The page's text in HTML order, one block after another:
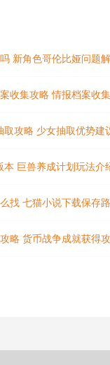
新角色哥伦比娅问题
收集攻略 情报档案收
取攻略 少女抽取优势建
巨兽养成计划玩法介
找 七猫小说下载保存
略 货币战争成就获得